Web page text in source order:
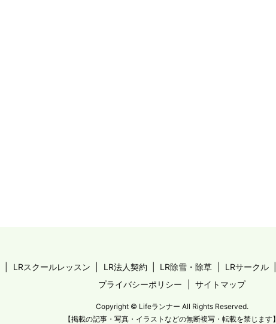
LRスクールレッスン LR法人契約 LR除雪・除草 LRサークル
プライバシーポリシー
サイトマップ
Copyright © Lifeランナー All Rights Reserved.
【掲載の記事・写真・イラストなどの無断複写・転載を禁じます】